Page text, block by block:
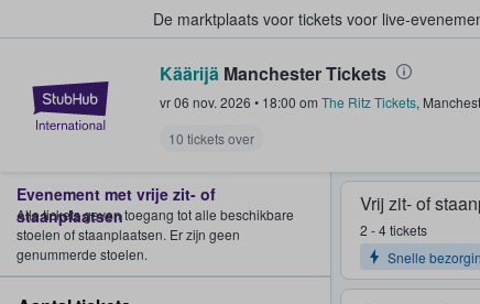
De marktplaats voor tickets voor live-
StubHub: waar fans tickets
Käärijä Manchester Tickets
vr 06 nov. 2026 • 18:00 om The Ritz Tickets,
10 tickets over
Vrij zit- of
2 - 4 tickets
Snelle
Evenement met vrije zit- of
staanplaatsen
Alle tickets geven toegang tot alle beschikbare
stoelen of staanplaatsen. Er zijn geen
genummerde stoelen.